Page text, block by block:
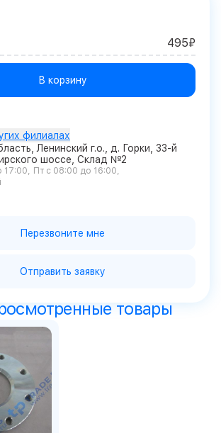
495₽
В корзину
филиалах
Ленинский г.о., д. Горки, 33-й
шоссе, Склад №2
17:00
Пт с 08:00 до 16:00
Перезвоните мне
Отправить заявку
товары